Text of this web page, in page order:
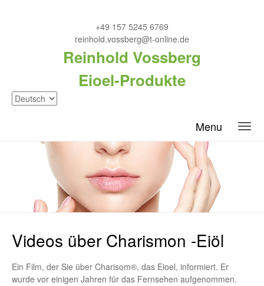
+49 157 5245 6769
reinhold.vossberg@t-online.de
Reinhold Vossberg
Eioel-Produkte
Menu
Videos über Charismon -Eiöl
Ein Film, der Sie über Charisom®, das Eioel, informiert. Er
wurde vor einigen Jahren für das Fernsehen aufgenommen.